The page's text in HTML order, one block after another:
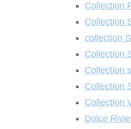
Collection
Collection
collection
Collection
Collection
Collection
Collection
Dolce